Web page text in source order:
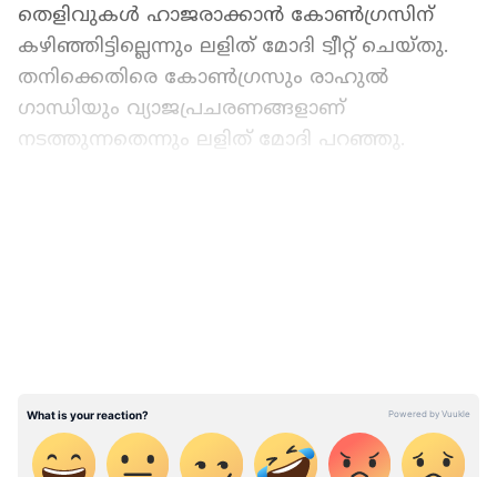
തെളിവുകള്‍ ഹാജരാക്കാന്‍ കോണ്‍ഗ്രസിന്
കഴിഞ്ഞിട്ടില്ലെന്നും ലളിത് മോദി ട്വീറ്റ് ചെയ്തു.
തനിക്കെതിരെ കോണ്‍ഗ്രസും രാഹുല്‍
ഗാന്ധിയും വ്യാജപ്രചരണങ്ങളാണ്
നടത്തുന്നതെന്നും ലളിത് മോദി പറഞ്ഞു.
ചെയ്യാനില്ലാത്തതിനാല്‍ പകപോക്കല്‍
നടത്തുകയാണ്. രാഹുല്‍ ഗാന്ധിയെ